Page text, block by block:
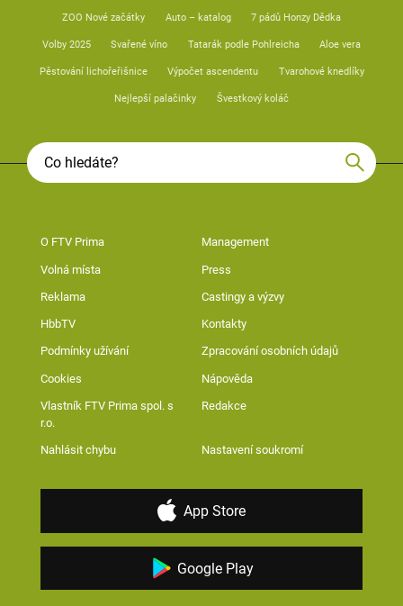
ZOO Nové začátky Auto – katalog 7 pádů Honzy Dědka
Volby 2025 Svařené víno Tatarák podle Pohlreicha Aloe vera
Pěstování lichořeřišnice Výpočet ascendentu Tvarohové knedlíky
Nejlepší palačinky Švestkový koláč
O FTV Prima Management
Volná místa Press
Reklama Castingy a výzvy
HbbTV Kontakty
Podmínky užívání Zpracování osobních údajů
Cookies Nápověda
Vlastník FTV Prima spol. s
r.o.
Redakce
Nahlásit chybu Nastavení soukromí
App Store
Google Play